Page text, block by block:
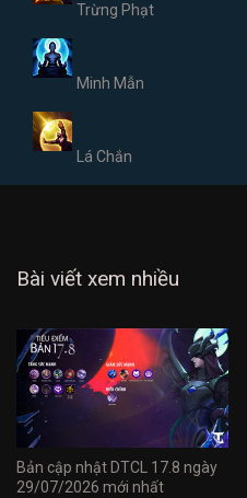
Trừng Phạt
Minh Mẫn
Lá Chắn
Bài viết xem nhiều
Bản cập nhật DTCL 17.8 ngày
29/07/2026 mới nhất